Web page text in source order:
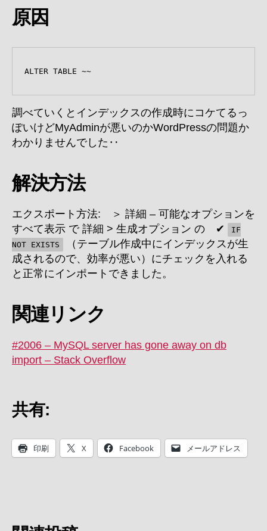
原因
ALTER TABLE ~~
調べていくとインデックスの作成時にコケてるっ
ぽいけどMyAdminが悪いのかWordPressの問題か
わかりませんでした‥
解決方法
エクスポート方法: ＞ 詳細 – 可能なオプションを
すべて表示 で 詳細 > 生成オプション の ✔
IF
NOT EXISTS
（テーブル作成中にインデックスが生
成されるので、効率が悪い）にチェックを入れる
と正常に インポートできました。
関連リンク
#2006 – MySQL server has gone away on db
import – Stack Overflow
共有:
印刷 X Facebook メールアドレス